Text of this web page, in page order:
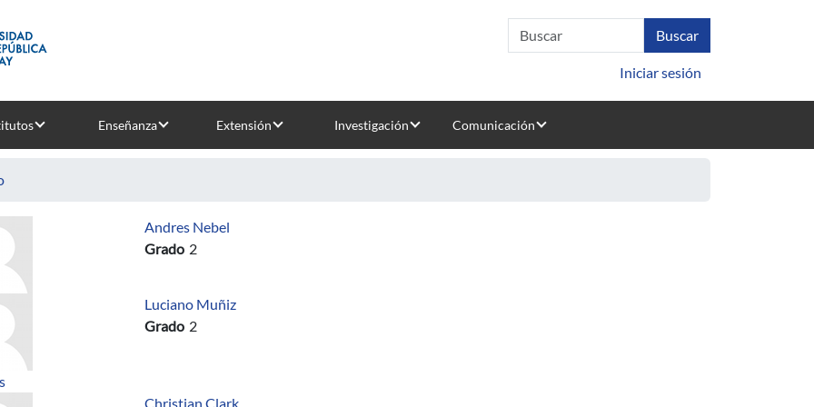
Iniciar sesión
Enseñanza Extensión Investigación Comunicación
Andres Nebel
Grado 2
Luciano Muñiz
Grado 2
sobre Taller para Fortalecer Habilidades Blandas
Christian Clark